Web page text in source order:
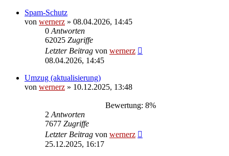
Spam-Schutz
von wernerz » 08.04.2026, 14:45
0 Antworten
62025 Zugriffe
Letzter Beitrag von wernerz
08.04.2026, 14:45
Umzug (aktualisierung)
von wernerz » 10.12.2025, 13:48
Bewertung: 8%
2 Antworten
7677 Zugriffe
Letzter Beitrag von wernerz
25.12.2025, 16:17